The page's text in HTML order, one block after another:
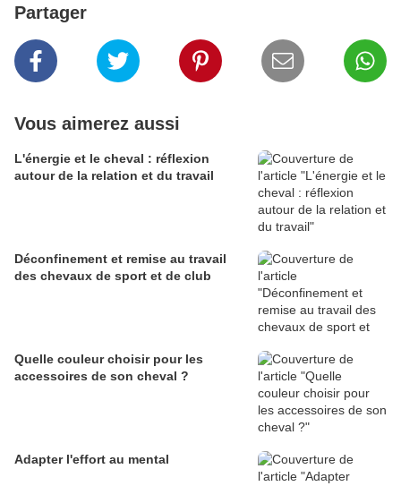
Partager
Vous aimerez aussi
L'énergie et le cheval : réflexion
autour de la relation et du travail
Déconfinement et remise au travail
des chevaux de sport et de club
Quelle couleur choisir pour les
accessoires de son cheval ?
Adapter l'effort au mental